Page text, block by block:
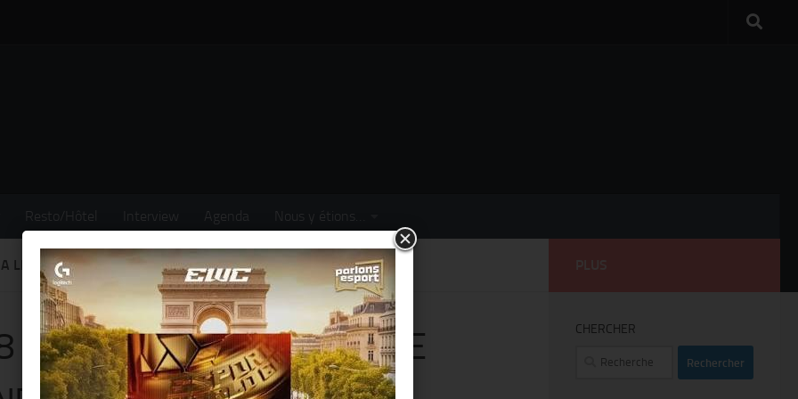
Resto/Hôtel Interview Agenda Nous y étions…
LE NOUVEAU LIEU DE RENDEZ-VOUS DU 16EME
IENA LE NOUVEAU LIEU DE
CHERCHER
Rechercher :